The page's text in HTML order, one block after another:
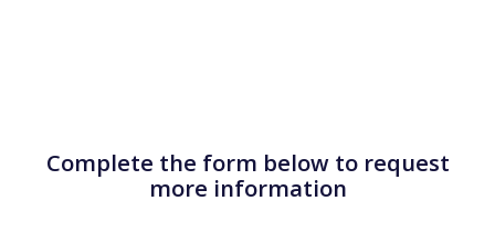
Complete the form below to request
more information